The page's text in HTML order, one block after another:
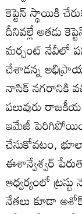
కెప్టెన్‌ స్థాయికి
దీనివల్లే అతడు
మర్చంట్‌ నేవీలో
చేశాడన్న
నాసిక్‌ నగరానికి
పలువురు
ఇమేజీ
చేసుకోవటం,
ఈశాన్వేశ్వర్‌
ఆధ్వర్యంలో
నేతలు కూడా